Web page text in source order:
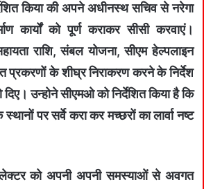
किया की अपने अधीनस्थ सचिव से नरेगा
कार्यों को पूर्ण कराकर सीसी करवाएं।
राशि, संबल योजना, सीएम हेल्पलाइन
के शीघ्र निराकरण करने के निर्देश
उन्‍होने सीएमओ को निर्देशित किया है कि
पर सर्वे करा कर मच्छरों का लार्वा नष्ट
को अपनी अपनी समस्याओं से अवगत